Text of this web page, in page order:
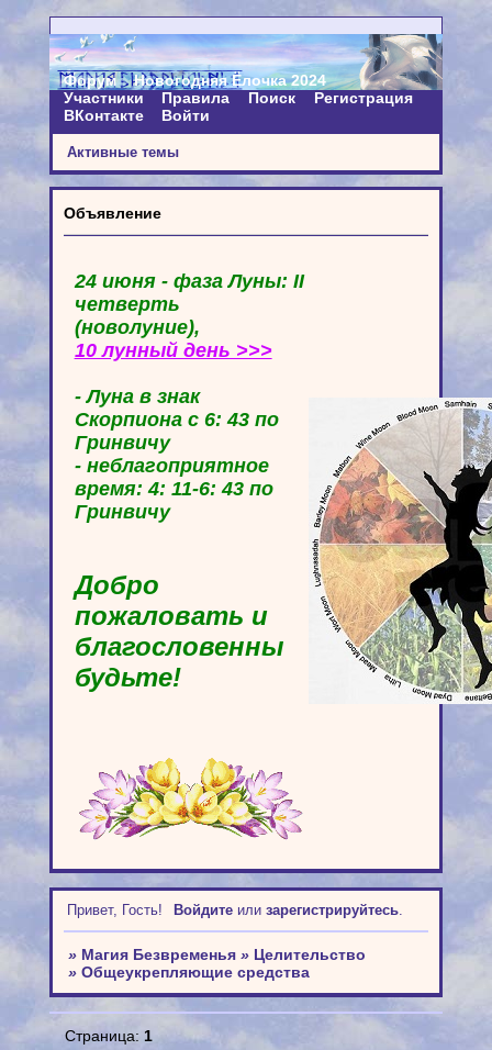
Форум
Новогодняя Ёлочка 2024
Участники
Правила Поиск
Регистрация
ВКонтакте
Войти
Активные темы
Объявление
24 июня - фаза Луны: II
четверть
(новолуние),
10 лунный день >>>
- Луна в знак
Скорпиона с 6: 43 по
Гринвичу
- неблагоприятное
время: 4: 11-6: 43 по
Гринвичу
Добро
пожаловать и
благословенны
будьте!
Привет, Гость! Войдитеили зарегистрируйтесь.
» Магия Безвременья » Целительство
» Общеукрепляющие средства
Страница: 1